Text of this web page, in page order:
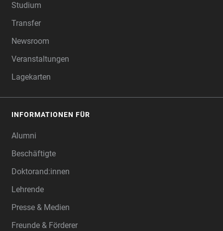
Studium
Transfer
Newsroom
Veranstaltungen
Lagekarten
INFORMATIONEN FÜR
Alumni
Beschäftigte
Doktorand:innen
Lehrende
Presse & Medien
Freunde & Förderer